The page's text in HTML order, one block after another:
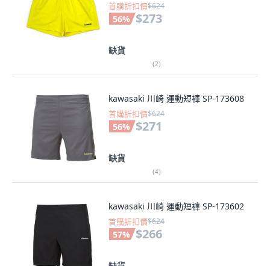
首購折扣價$624
56% $273
缺貨
(2)
kawasaki 川崎 運動短褲 SP-173608
首購折扣價$624
56% $271
缺貨
(4)
kawasaki 川崎 運動短褲 SP-173602
首購折扣價$624
57% $266